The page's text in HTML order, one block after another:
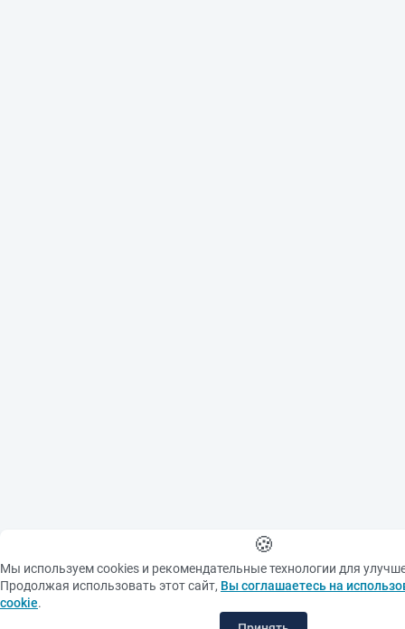
🍪
Мы используем cookies и рекомендательные технологии для
Продолжая использовать этот сайт, Вы соглашаетесь на
cookie.